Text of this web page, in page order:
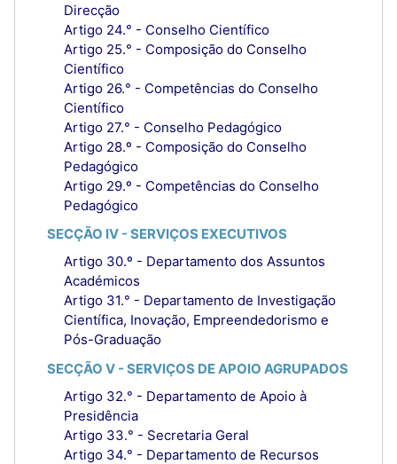
Direcção
Artigo 24.° - Conselho Científico
Artigo 25.° - Composição do Conselho
Científico
Artigo 26.° - Competências do Conselho
Científico
Artigo 27.° - Conselho Pedagógico
Artigo 28.º - Composição do Conselho
Pedagógico
Artigo 29.º - Competências do Conselho
Pedagógico
SECÇÃO IV - SERVIÇOS EXECUTIVOS
Artigo 30.º - Departamento dos Assuntos
Académicos
Artigo 31.° - Departamento de Investigação
Científica, Inovação, Empreendedorismo e
Pós-Graduação
SECÇÃO V - SERVIÇOS DE APOIO AGRUPADOS
Artigo 32.° - Departamento de Apoio à
Presidência
Artigo 33.° - Secretaria Geral
Artigo 34.° - Departamento de Recursos